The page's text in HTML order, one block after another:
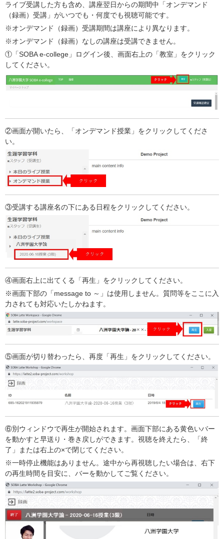
ライブ受講した方も含め、講座翌日からの期間中「オンデマンド
（録画）受講」がいつでも・何度でも視聴可能です。
※オンデマンド（録画）受講期間は講座により異なります。
※オンデマンド（録画）なしの講座は受講できません。
①「SOBA e-college」ログイン後、画面右上の「教室」をクリック
してください。
②画面が開いたら、「オンデマンド授業」をクリックしてくださ
い。
③受講する講座名の下にある日程をクリックしてください。
④画面右上に出てくる「再生」をクリックしてください。
※画面下部の「message to ～」は使用しません。質問等をここに入
力されても対応いたしかねます。
⑤画面が切り替わったら、再度「再生」をクリックしてください。
⑥別ウィンドウで再生が開始されます。画面下部にある黄色いバー
を動かすと早送り・巻き戻しができます。視聴を終えたら、「終
了」または右上の×で閉じてください。
※一時停止機能はありません。途中から再視聴したい場合は、右下
の再生時間を目安に、バーを動かしてご覧ください。